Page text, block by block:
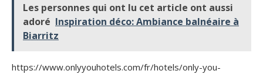
Les personnes qui ont lu cet article ont aussi
adoré Inspiration déco: Ambiance balnéaire à
Biarritz
https://www.onlyyouhotels.com/fr/hotels/only-you-